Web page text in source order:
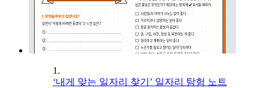
1.
‘내게 맞는 일자리 찾기’ 일자리 탐험 노트